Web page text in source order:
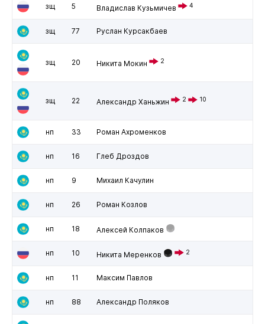
зщ 5 Владислав Кузьмичев 4
зщ 77 Руслан Курсакбаев
зщ 20 Никита Мокин 2
зщ 22 Александр Ханьжин 2 10
нп 33 Роман Ахроменков
нп 16 Глеб Дроздов
нп 9 Михаил Качулин
нп 26 Роман Козлов
нп 18 Алексей Колпаков
нп 10 Никита Меренков 2
нп 11 Максим Павлов
нп 88 Александр Поляков